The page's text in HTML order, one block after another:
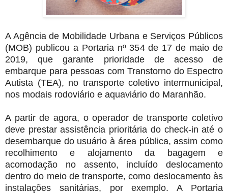
A Agência de Mobilidade Urbana e Serviços Públicos
(MOB) publicou a Portaria nº 354 de 17 de maio de
2019, que garante prioridade de acesso de
embarque para pessoas com Transtorno do Espectro
Autista (TEA), no transporte coletivo intermunicipal,
nos modais rodoviário e aquaviário do Maranhão.
A partir de agora, o operador de transporte coletivo
deve prestar assistência prioritária do check-in até o
desembarque do usuário à área pública, assim como
recolhimento e alojamento da bagagem e
acomodação no assento, incluído deslocamento
dentro do meio de transporte, como deslocamento às
instalações sanitárias, por exemplo. A Portaria